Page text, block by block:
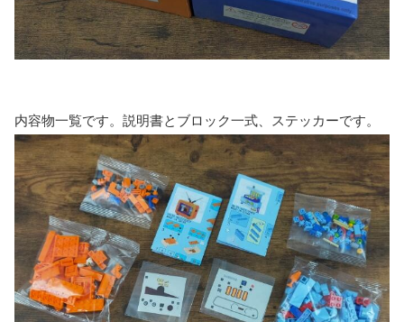
内容物一覧です。説明書とブロック一式、ステッカーです。